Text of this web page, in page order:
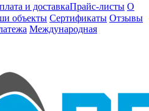
и доставкаПрайс-листы О
объекты Сертификаты Отзывы
Международная